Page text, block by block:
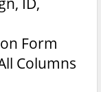
Form
Columns